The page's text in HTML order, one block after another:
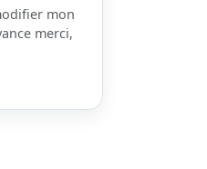
mon
merci,